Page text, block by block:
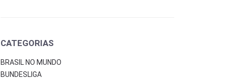
CATEGORIAS
BRASIL NO MUNDO
BUNDESLIGA